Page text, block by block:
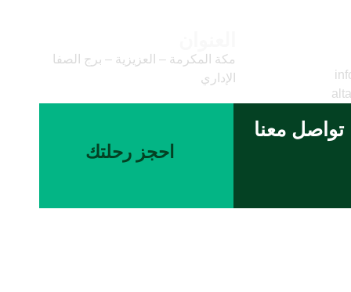
مكة المكرمة – العزيزية – برج الصفا
الإداري
تواصل معنا
احجز رحلتك